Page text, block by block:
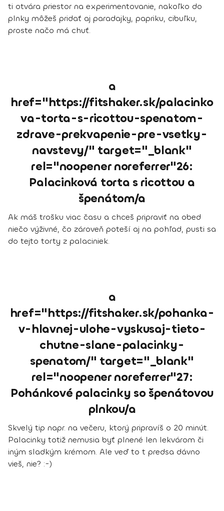
ti otvára priestor na experimentovanie, nakoľko do
plnky môžeš pridať aj paradajky, papriku, cibuľku,
proste načo má chuť.
a
href="https://fitshaker.sk/palacinko
va-torta-s-ricottou-spenatom-
zdrave-prekvapenie-pre-vsetky-
navstevy/" target="_blank"
rel="noopener noreferrer"26:
Palacinková torta s ricottou a
špenátom/a
Ak máš trošku viac času a chceš pripraviť na obed
niečo výživné, čo zároveň poteší aj na pohľad, pusti sa
do tejto torty z palaciniek.
a
href="https://fitshaker.sk/pohanka-
v-hlavnej-ulohe-vyskusaj-tieto-
chutne-slane-palacinky-
spenatom/" target="_blank"
rel="noopener noreferrer"27:
Pohánkové palacinky so špenátovou
plnkou/a
Skvelý tip napr. na večeru, ktorý pripravíš o 20 minút.
Palacinky totiž nemusia byť plnené len lekvárom či
iným sladkým krémom. Ale veď to t predsa dávno
vieš, nie? :-)